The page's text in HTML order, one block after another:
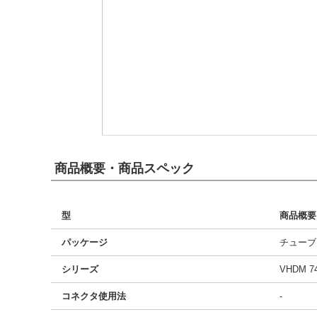
商品概要・商品スペック
型 商品概要
パッケージ チューブ
シリーズ VHDM
コネクタ使用法 -